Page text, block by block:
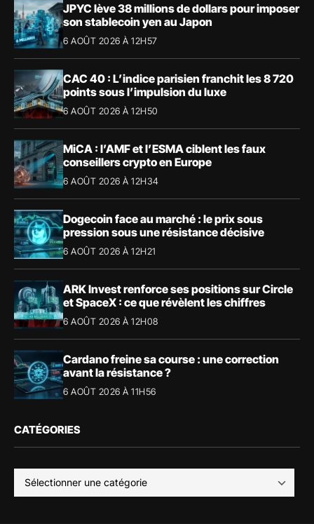
JPYC lève 38 millions de dollars pour imposer
son stablecoin yen au Japon
6 AOÛT 2026 À 12H57
CAC 40 : L’indice parisien franchit les 8 720
points sous l’impulsion du luxe
6 AOÛT 2026 À 12H50
MiCA : l’AMF et l’ESMA ciblent les faux
conseillers crypto en Europe
6 AOÛT 2026 À 12H34
Dogecoin face au marché : le prix sous
pression sous une résistance décisive
6 AOÛT 2026 À 12H21
ARK Invest renforce ses positions sur Circle
et SpaceX : ce que révèlent les chiffres
6 AOÛT 2026 À 12H08
Cardano freine sa course : une correction
avant la résistance ?
6 AOÛT 2026 À 11H56
CATÉGORIES